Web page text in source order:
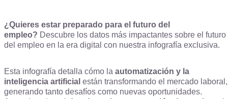
¿Quieres estar preparado para el futuro del
empleo? Descubre los datos más impactantes sobre el futuro
del empleo en la era digital con nuestra infografía exclusiva.
Esta infografía detalla cómo la automatización y la
inteligencia artificial están transformando el mercado laboral,
generando tanto desafíos como nuevas oportunidades.